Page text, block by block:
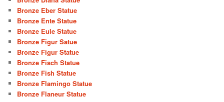
Bronze Eber Statue
Bronze Ente Statue
Bronze Eule Statue
Bronze Figur Satue
Bronze Figur Statue
Bronze Fisch Statue
Bronze Fish Statue
Bronze Flamingo Statue
Bronze Flaneur Statue